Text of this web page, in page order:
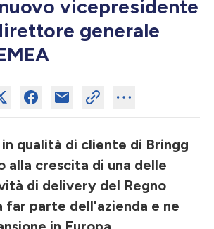
vicepresidente
generale
qualità di cliente di Bringg
alla crescita di una delle
di delivery del Regno
far parte dell'azienda e ne